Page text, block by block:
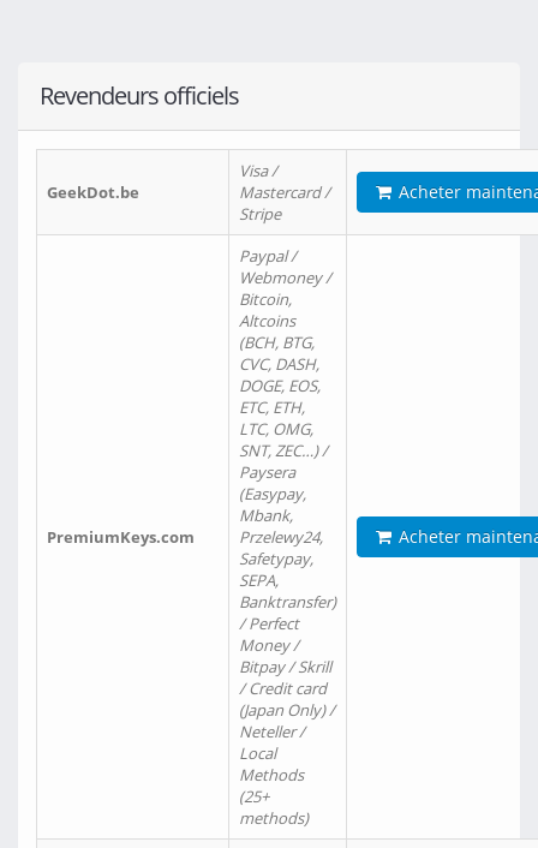
Revendeurs officiels
GeekDot.be
Visa /
Mastercard /
Stripe
Acheter
PremiumKeys.com
Paypal /
Webmoney /
Bitcoin,
Altcoins
(BCH, BTG,
CVC, DASH,
DOGE, EOS,
ETC, ETH,
LTC, OMG,
SNT, ZEC…) /
Paysera
(Easypay,
Mbank,
Przelewy24,
Safetypay,
SEPA,
Banktransfer)
/ Perfect
Money /
Bitpay / Skrill
/ Credit card
(Japan Only) /
Neteller /
Local
Methods
(25+
methods)
Acheter